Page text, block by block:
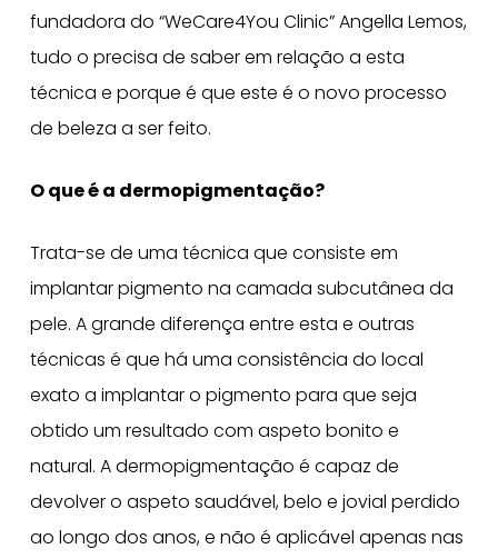
fundadora do “WeCare4You Clinic” Angella Lemos,
tudo o precisa de saber em relação a esta
técnica e porque é que este é o novo processo
de beleza a ser feito.
O que é a dermopigmentação?
Trata-se de uma técnica que consiste em
implantar pigmento na camada subcutânea da
pele. A grande diferença entre esta e outras
técnicas é que há uma consistência do local
exato a implantar o pigmento para que seja
obtido um resultado com aspeto bonito e
natural. A dermopigmentação é capaz de
devolver o aspeto saudável, belo e jovial perdido
ao longo dos anos, e não é aplicável apenas nas